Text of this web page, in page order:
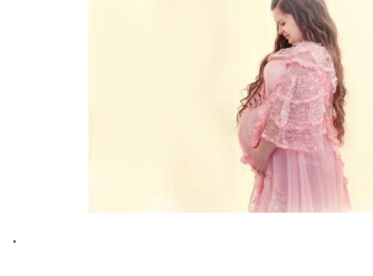
.